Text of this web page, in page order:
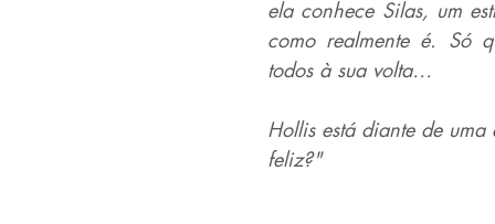
ela conhece Silas, um
como realmente é. Só
todos à sua volta…
Hollis está diante de
feliz?"